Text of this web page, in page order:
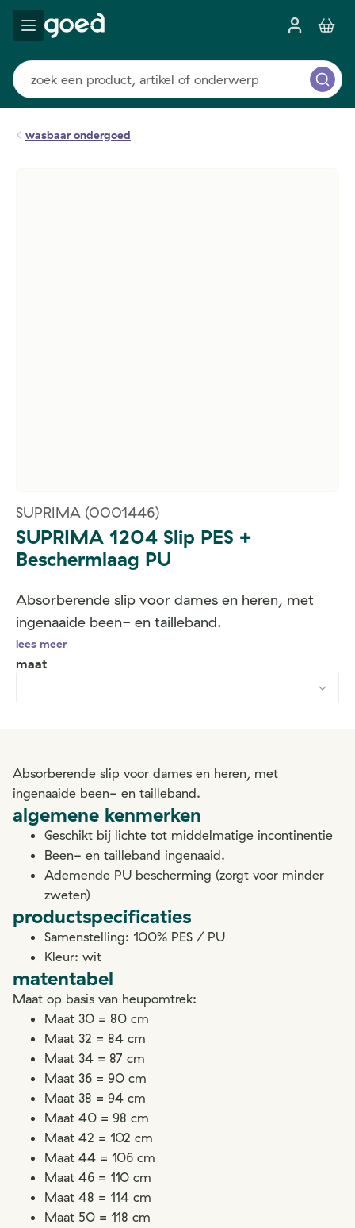
wasbaar ondergoed
SUPRIMA (0001446)
SUPRIMA 1204 Slip PES +
Beschermlaag PU
Absorberende slip voor dames en heren, met
ingenaaide been- en tailleband.
lees meer
maat
Absorberende slip voor dames en heren, met
ingenaaide been- en tailleband.
algemene kenmerken
Geschikt bij lichte tot middelmatige incontinentie
Been- en tailleband ingenaaid.
Ademende PU bescherming (zorgt voor minder
zweten)
productspecificaties
Samenstelling: 100% PES / PU
Kleur: wit
matentabel
Maat op basis van heupomtrek:
Maat 30 = 80 cm
Maat 32 = 84 cm
Maat 34 = 87 cm
Maat 36 = 90 cm
Maat 38 = 94 cm
Maat 40 = 98 cm
Maat 42 = 102 cm
Maat 44 = 106 cm
Maat 46 = 110 cm
Maat 48 = 114 cm
Maat 50 = 118 cm